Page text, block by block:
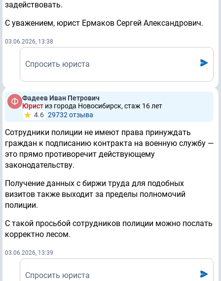
задействовать.
С уважением, юрист Ермаков Сергей Александрович.
03.06.2026, 13:38
Спросить юриста
Фадеев Иван Петрович
Юрист из города Новосибирск, стаж 16 лет
4.6 29732 отзывa
Сотрудники полиции не имеют права принуждать
граждан к подписанию контракта на военную службу —
это прямо противоречит действующему
законодательству.
Получение данных с биржи труда для подобных
визитов также выходит за пределы полномочий
полиции.
С такой просьбой сотрудников полиции можно послать
корректно лесом.
03.06.2026, 13:39
Спросить юриста